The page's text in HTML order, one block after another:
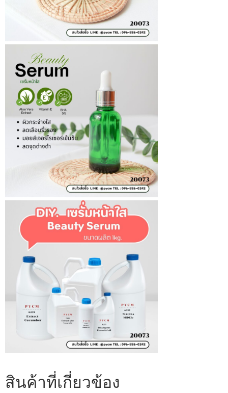
สินค้าที่เกี่ยวข้อง